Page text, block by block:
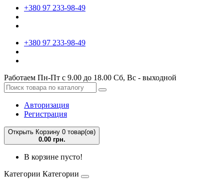
+380 97 233-98-49
+380 97 233-98-49
Работаем Пн-Пт с 9.00 до 18.00 Сб, Вс - выходной
Авторизация
Регистрация
Открыть Корзину 0 товар(ов)
0.00 грн.
В корзине пусто!
Категории Категории